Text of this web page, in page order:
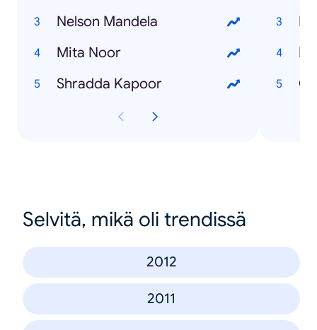
Nelson Mandela
Mita Noor
Shradda Kapoor
Fb
Selvitä, mikä oli trendissä
2012
2011